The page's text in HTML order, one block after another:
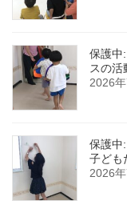
保護中
スの活
2026
保護中
子ども
2026